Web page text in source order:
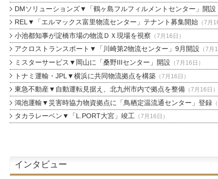
DMソリューションズ▼「鶴ヶ島フルフィルメントセンター」開設
REL▼「エルマックス富里物流センター」テナント募集開始（7月
小池都知事が淀橋市場の物流ＤＸ現場を視察 （7月16日）
アクロストランスポート▼「川崎第2物流センター」9月開設 （7月
ミスターサービス▼岡山に「桑野IIIセンター」開設 （7月16日）
トナミ運輸・JPL▼横浜に共同物流拠点を構築（7月16日）
東急不動産▼自動運転見据え、北九州市内で拠点を整備（7月16日）
鴻池運輸▼災害時協力物資拠点に「鳥栖定温流通センター」登録
タカラレーベン▼「L.PORT大宮」竣工（7月16日）
インタビュー